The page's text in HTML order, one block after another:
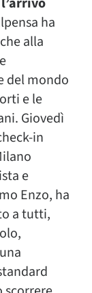
ha
alla
del mondo
e le
Giovedì
in
e
Enzo, ha
a tutti,